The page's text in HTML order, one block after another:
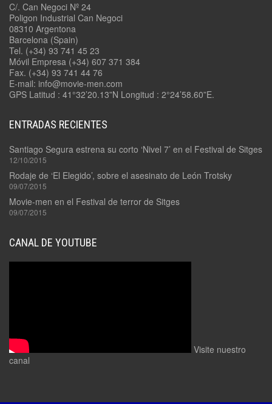
C/. Can Negoci Nº 24
Poligon Industrial Can Negoci
08310 Argentona
Barcelona (Spain)
Tel. (+34) 93 741 45 23
Móvil Empresa (+34) 607 371 384
Fax. (+34) 93 741 44 76
E-mail: info@movie-men.com
GPS Latitud : 41°32’20.13”N Longitud : 2°24’58.60”E.
ENTRADAS RECIENTES
Santiago Segura estrena su corto ‘Nivel 7’ en el Festival de Sitges
12/10/2015
Rodaje de ‘El Elegido’, sobre el asesinato de León Trotsky
09/07/2015
Movie-men en el Festival de terror de Sitges
09/07/2015
CANAL DE YOUTUBE
Visite nuestro
canal